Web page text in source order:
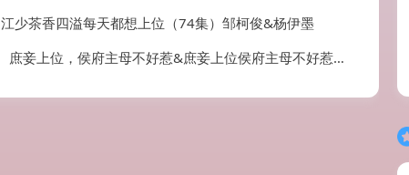
江少茶香四溢每天都想上位（74集）邹柯俊&杨伊墨
庶妾上位，侯府主母不好惹&庶妾上位侯府主母不好惹（48集）AI短剧